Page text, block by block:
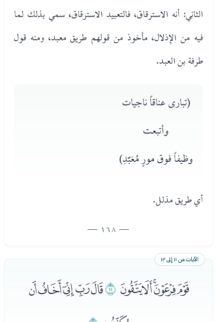
الثاني: أنه الاسترقاق، فالتعبيد الاسترقاق، سمي بذلك لما
فيه من الإِذلال، مأخوذ من قولهم طريق معبد، ومنه قول
طرفة بن العبد.
(تبارى عناقاً ناجيات
وأتبعت
وظيفاً فوق مورٍ مُعَبّدِ)
أي طريق مذلل.
— 168 —
الآيات من ١١ إلى ١٢
ﮥﮦﮧﮨﮩﮪﮫﮬﮭﮮﮯ